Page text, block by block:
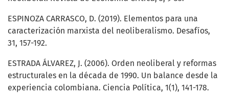
ESPINOZA CARRASCO, D. (2019). Elementos para una
caracterización marxista del neoliberalismo. Desafíos,
31, 157-192.
ESTRADA ÁLVAREZ, J. (2006). Orden neoliberal y reformas
estructurales en la década de 1990. Un balance desde la
experiencia colombiana. Ciencia Política, 1(1), 141-178.